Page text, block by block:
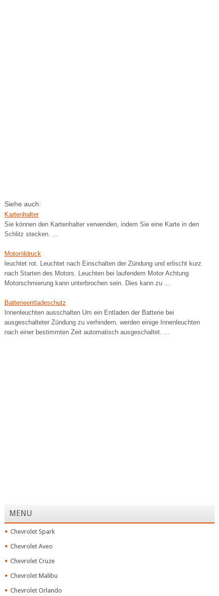
Siehe auch:
Kartenhalter
Sie können den Kartenhalter verwenden, indem Sie eine Karte in den
Schlitz stecken. ...
Motoröldruck
leuchtet rot. Leuchtet nach Einschalten der Zündung und erlischt kurz
nach Starten des Motors. Leuchten bei laufendem Motor Achtung
Motorschmierung kann unterbrochen sein. Dies kann zu ...
Batterieentladeschutz
Innenleuchten ausschalten Um ein Entladen der Batterie bei
ausgeschalteter Zündung zu verhindern, werden einige Innenleuchten
nach einer bestimmten Zeit automatisch ausgeschaltet. ...
MENU
Chevrolet Spark
Chevrolet Aveo
Chevrolet Cruze
Chevrolet Malibu
Chevrolet Orlando